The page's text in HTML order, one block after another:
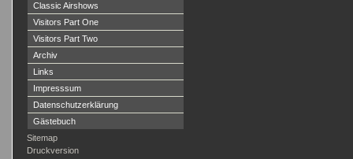
Classic Airshows
Visitors Part One
Visitors Part Two
Archiv
Links
Impresssum
Datenschutzerklärung
Gästebuch
Sitemap
Druckversion